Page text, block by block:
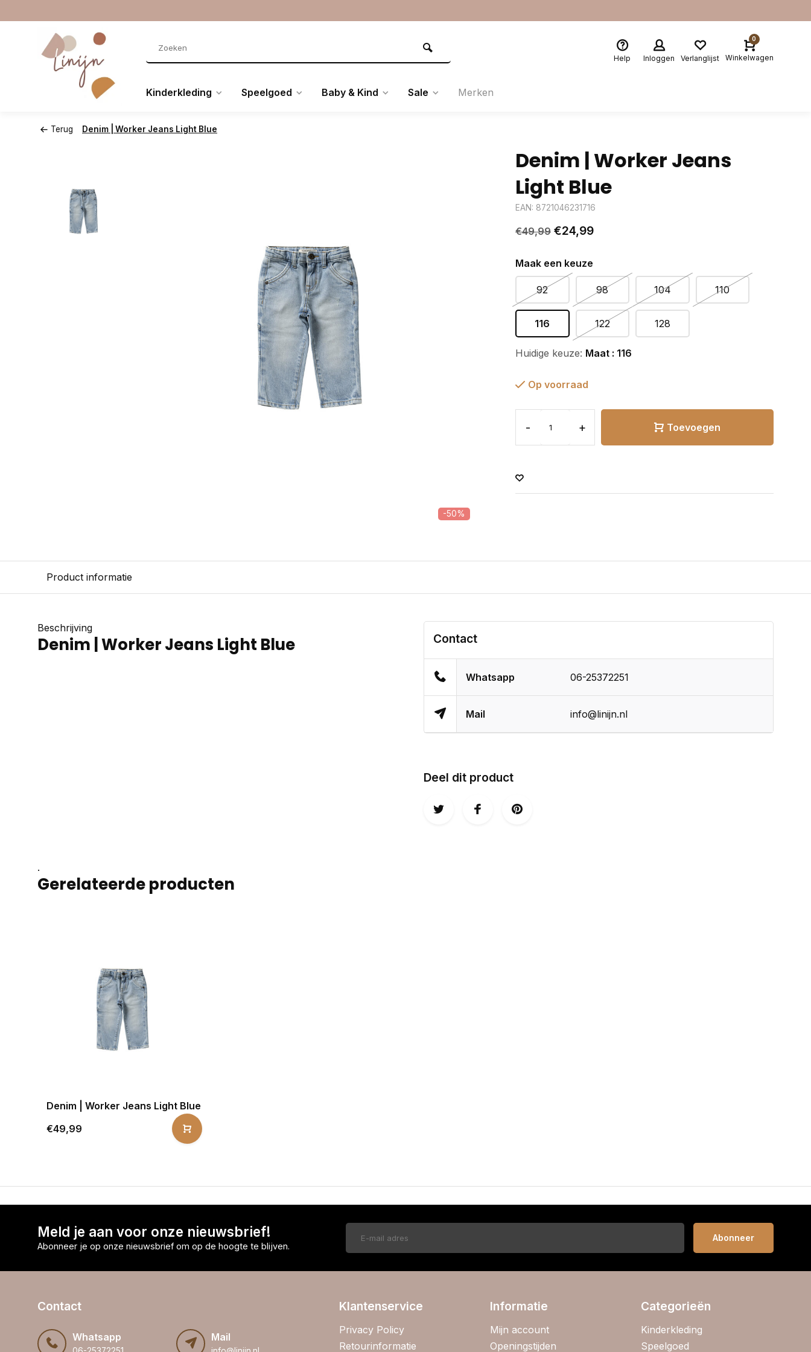
Help Inloggen Verlanglijst
0
Winkelwagen
Kinderkleding Speelgoed Baby & Kind Sale Merken
Terug Denim | Worker Jeans Light Blue
-50%
Denim | Worker Jeans
Light Blue
EAN: 8721046231716
€49,99 €24,99
Maak een keuze
92 98 104 110
116 122 128
Huidige keuze: Maat : 116
Op voorraad
- + Toevoegen
Product informatie
Beschrijving
Denim | Worker Jeans Light Blue Contact
Whatsapp 06-25372251
Mail info@linijn.nl
Deel dit product
.
Gerelateerde producten
Denim | Worker Jeans Light Blue
€49,99
Meld je aan voor onze nieuwsbrief!
Abonneer je op onze nieuwsbrief om op de hoogte te blijven.
Abonneer
Contact
Whatsapp Mail
Klantenservice
Privacy Policy
Retourinformatie
Informatie
Mijn account
Openingstijden
Categorieën
Kinderkleding
Speelgoed